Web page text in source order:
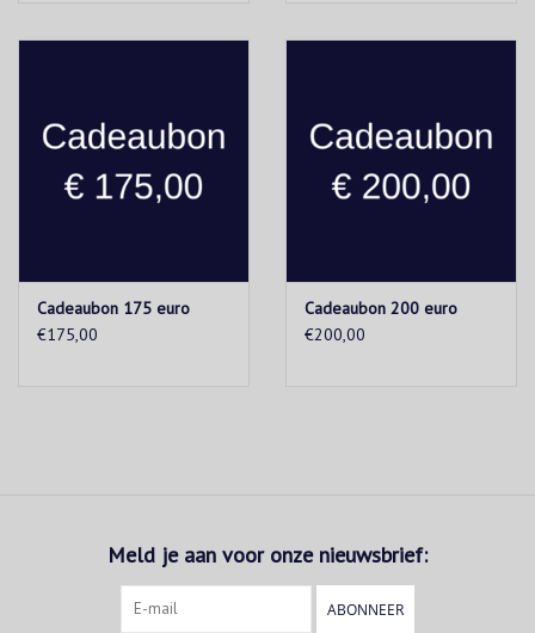
Cadeaubon 175 euro
€175,00
Cadeaubon 200 euro
€200,00
Meld je aan voor onze nieuwsbrief:
ABONNEER